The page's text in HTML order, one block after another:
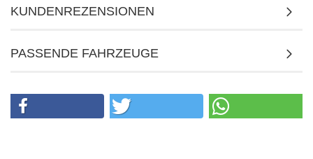
KUNDENREZENSIONEN
PASSENDE FAHRZEUGE